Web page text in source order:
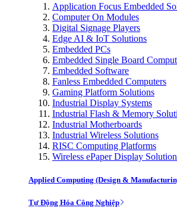
Application Focus Embedded
Computer On Modules
Digital Signage Players
Edge AI & IoT Solutions
Embedded PCs
Embedded Single Board
Embedded Software
Fanless Embedded Computers
Gaming Platform Solutions
Industrial Display Systems
Industrial Flash & Memory
Industrial Motherboards
Industrial Wireless Solutions
RISC Computing Platforms
Wireless ePaper Display
Applied Computing (Design &
Tự Động Hóa Công Nghiệp